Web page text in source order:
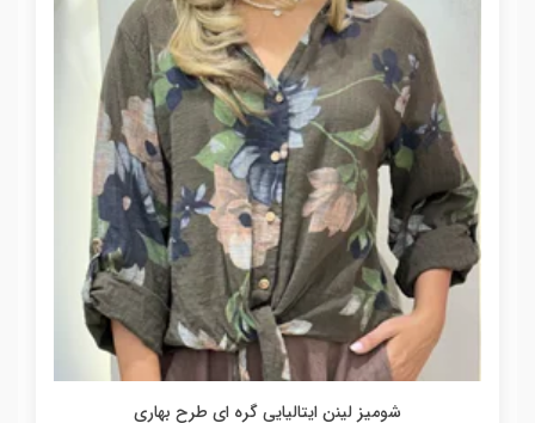
شومیز لینن ایتالیایی گره ای طرح بهاری